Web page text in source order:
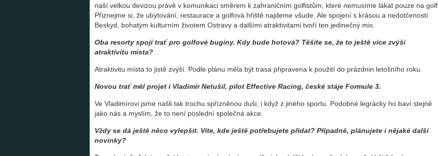
naší velkou devizou právě v komunikaci směrem k zahraničním golfistům, které nemusíme lákat pouze na golf.
Přiznejme si, že ubytování, restaurace a golfová hřiště najdeme všude. Ale spojení s krásou a nedotčeností
Beskyd, bohatým kulturním životem Ostravy a dalšími atraktivitami tvoří ten jedinečný mix.
Oba resorty spojí trať pro golfové buginy. Kdy bude hotová? Těšíte se, že to ještě více zvýší
atraktivitu místa?
Atraktivitu místa to jistě zvýší. Podle plánu měla být trasa připravena k použití do prázdnin letošního roku.
Novou trať měl projet i Vladimír Netušil, pilot Effective Racing, české stáje Formule 3.
Ve Vladimírovi jsme našli tak trochu spřízněnou duši, i když z jiného sportu. Podobné legrácky ho baví stejně
jako nás a myslím, že to není poslední společná akce.
Vždy se dá ještě něco vylepšit. Víte, kde ještě potřebujete přidat? Případně, plánujete i nějaké další
novinky?